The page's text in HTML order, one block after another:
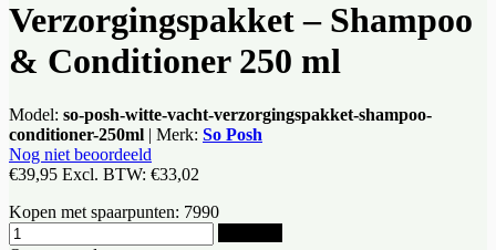
Verzorgingspakket – Shampoo
& Conditioner 250 ml
Model: so-posh-witte-vacht-verzorgingspakket-shampoo-
conditioner-250ml | Merk: So Posh
Nog niet beoordeeld
€39,95 Excl. BTW: €33,02
Kopen met spaarpunten: 7990